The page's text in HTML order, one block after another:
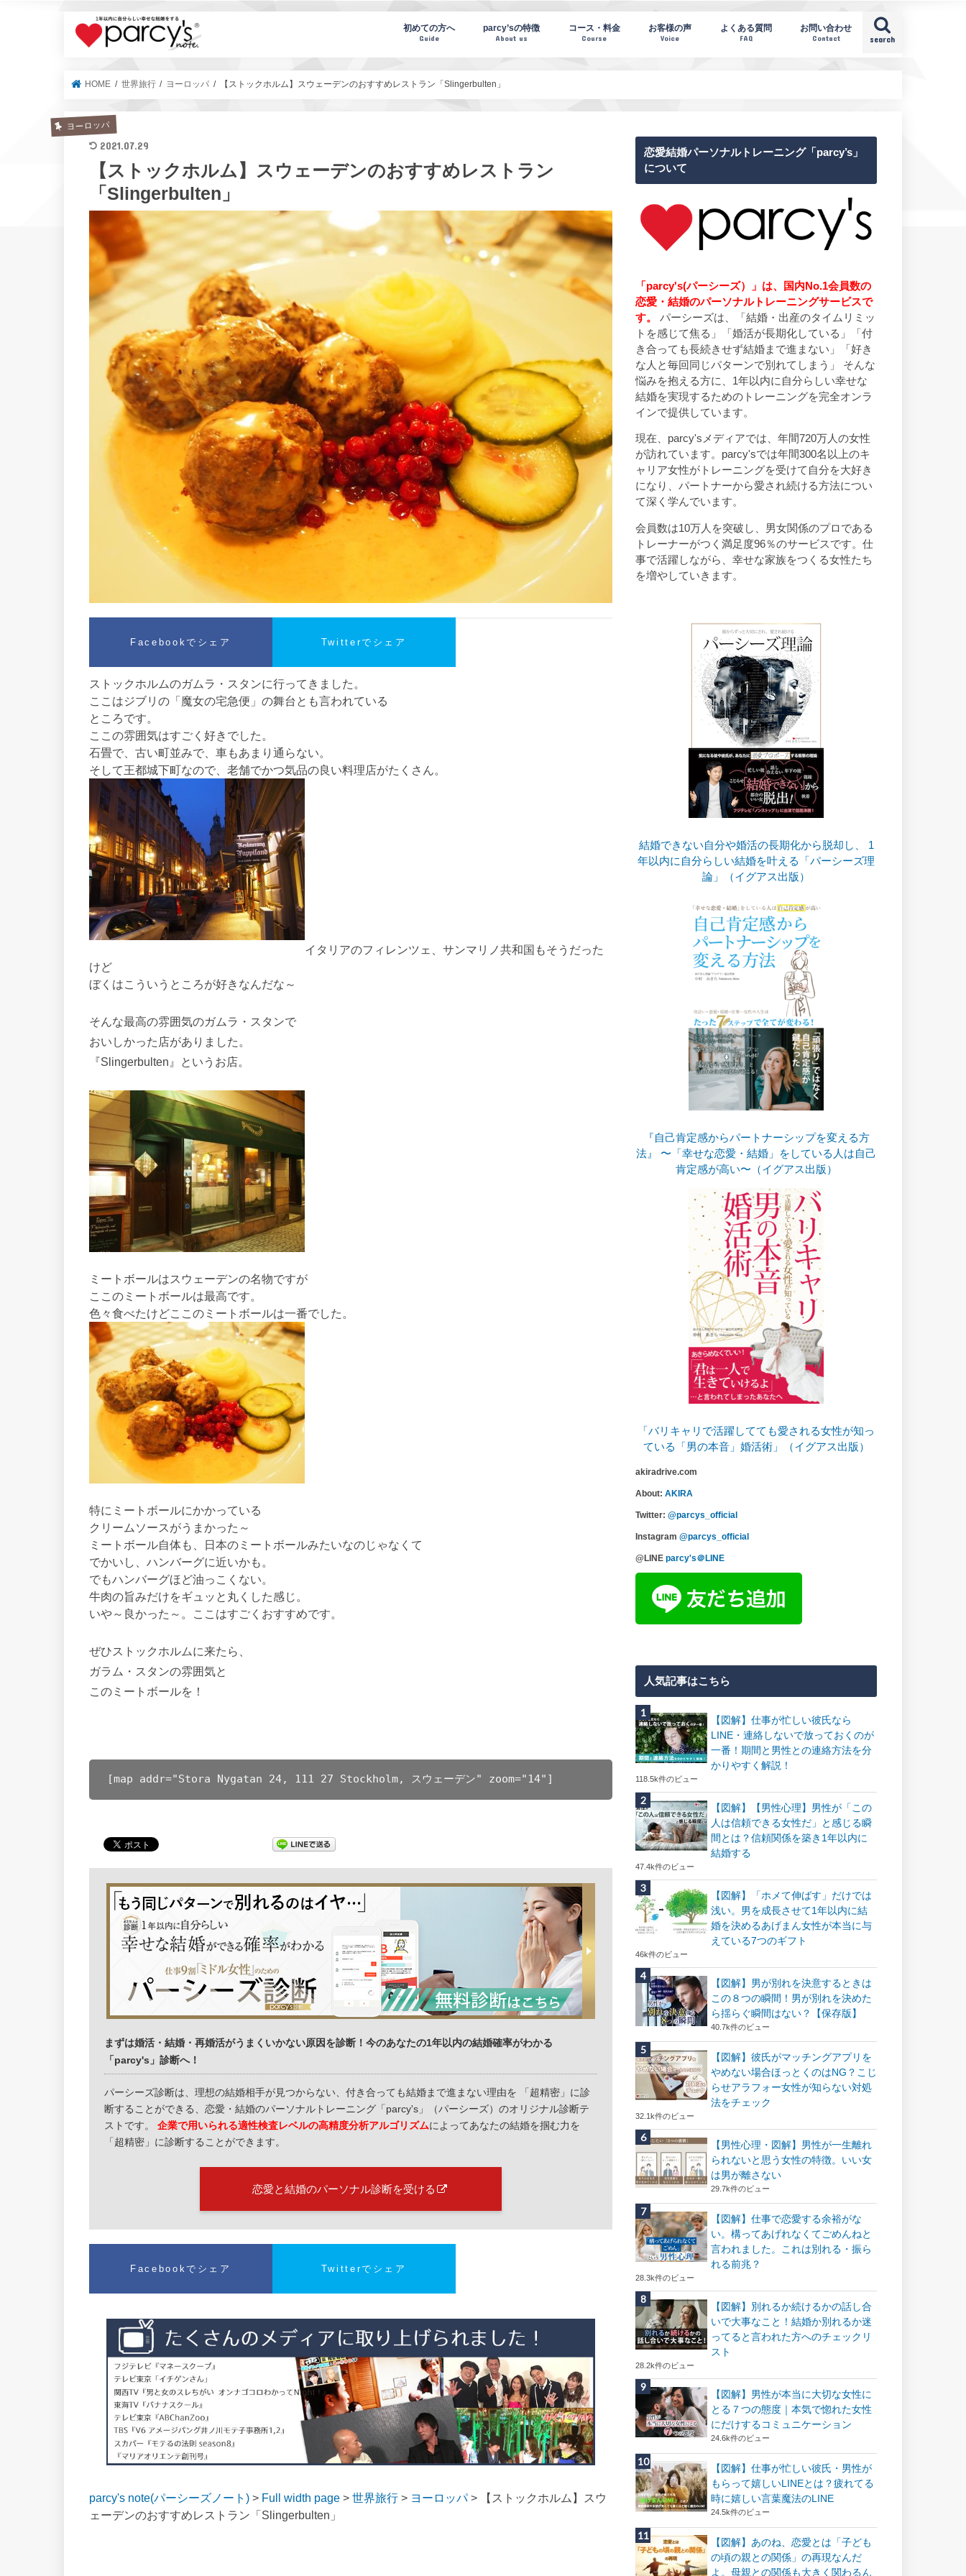
parcy's note(パーシーズノート) search
初めての方へ
Guide
parcy’sの特徴
About us
コース・料金
Course
お客様の声
Voice
よくある質問
FAQ
お問い合わせ
Contact
HOME 世界旅行 ヨーロッパ 【ストックホルム】スウェーデンのおすすめレストラン「Slingerbulten」
ヨーロッパ
2021.07.29
【ストックホルム】スウェーデンのおすすめレストラン
「Slingerbulten」
Facebookでシェア Twitterでシェア
ストックホルムのガムラ・スタンに行ってきました。
ここはジブリの「魔女の宅急便」の舞台とも言われている
ところです。
ここの雰囲気はすごく好きでした。
石畳で、古い町並みで、車もあまり通らない。
そして王都城下町なので、老舗でかつ気品の良い料理店がたくさん。
イタリアのフィレンツェ、サンマリノ共和国もそうだった
けど
ぼくはこういうところが好きなんだな～
そんな最高の雰囲気のガムラ・スタンで
おいしかった店がありました。
『Slingerbulten』というお店。
ミートボールはスウェーデンの名物ですが
ここのミートボールは最高です。
色々食べたけどここのミートボールは一番でした。
特にミートボールにかかっている
クリームソースがうまかった～
ミートボール自体も、日本のミートボールみたいなのじゃなくて
でかいし、ハンバーグに近いかも。
でもハンバーグほど油っこくない。
牛肉の旨みだけをギュッと丸くした感じ。
いや～良かった～。ここはすごくおすすめです。
ぜひストックホルムに来たら、
ガラム・スタンの雰囲気と
このミートボールを！
[map addr="Stora Nygatan 24, 111 27 Stockholm, スウェーデン" zoom="14"]
まずは婚活・結婚・再婚活がうまくいかない原因を診断！今のあなたの1年以内の結婚確率がわかる
「parcy's」診断へ！
パーシーズ診断は、理想の結婚相手が見つからない、付き合っても結婚まで進まない理由を 「超精密」に診
断することができる、恋愛・結婚のパーソナルトレーニング「parcy's」（パーシーズ）のオリジナル診断テ
ストです。 企業で用いられる適性検査レベルの高精度分析アルゴリズムによってあなたの結婚を掴む力を
「超精密」に診断することができます。
恋愛と結婚のパーソナル診断を受ける
Facebookでシェア Twitterでシェア
parcy's note(パーシーズノート) > Full width page > 世界旅行 > ヨーロッパ>
【ストックホルム】スウ
ェーデンのおすすめレストラン「Slingerbulten」
恋愛結婚パーソナルトレーニング「parcy’s」
について
「parcy's(パーシーズ）」は、国内No.1会員数の
恋愛・結婚のパーソナルトレーニングサービスで
す。
パーシーズは、「結婚・出産のタイムリミッ
トを感じて焦る」「婚活が長期化している」「付
き合っても長続きせず結婚まで進まない」「好き
な人と毎回同じパターンで別れてしまう」 そんな
悩みを抱える方に、1年以内に自分らしい幸せな
結婚を実現するためのトレーニングを完全オンラ
インで提供しています。
現在、parcy'sメディアでは、年間720万人の女性
が訪れています。parcy'sでは年間300名以上のキ
ャリア女性がトレーニングを受けて自分を大好き
になり、パートナーから愛され続ける方法につい
て深く学んでいます。
会員数は10万人を突破し、男女関係のプロである
トレーナーがつく満足度96％のサービスです。仕
事で活躍しながら、幸せな家族をつくる女性たち
を増やしていきます。
結婚できない自分や婚活の長期化から脱却し、 1
年以内に自分らしい結婚を叶える「パーシーズ理
論」（イグアス出版）
『自己肯定感からパートナーシップを変える方
法』 〜「幸せな恋愛・結婚」をしている人は自己
肯定感が高い〜（イグアス出版）
「バリキャリで活躍してても愛される女性が知っ
ている「男の本音」婚活術」（イグアス出版）
akiradrive.com
About: AKIRA
Twitter: @parcys_official
Instagram @parcys_official
@LINE parcy's＠LINE
人気記事はこちら
【図解】仕事が忙しい彼氏なら
LINE・連絡しないで放っておくのが
一番！期間と男性との連絡方法を分
かりやすく解説！
118.5k件のビュー
【図解】【男性心理】男性が「この
人は信頼できる女性だ」と感じる瞬
間とは？信頼関係を築き1年以内に
結婚する
47.4k件のビュー
【図解】「ホメて伸ばす」だけでは
浅い。男を成長させて1年以内に結
婚を決めるあげまん女性が本当に与
えている7つのギフト
46k件のビュー
【図解】男が別れを決意するときは
この８つの瞬間！男が別れを決めた
ら揺らぐ瞬間はない？【保存版】
40.7k件のビュー
【図解】彼氏がマッチングアプリを
やめない場合ほっとくのはNG？こじ
らせアラフォー女性が知らない対処
法をチェック
32.1k件のビュー
【男性心理・図解】男性が一生離れ
られないと思う女性の特徴。いい女
は男が離さない
29.7k件のビュー
【図解】仕事で恋愛する余裕がな
い。構ってあげれなくてごめんねと
言われました。これは別れる・振ら
れる前兆？
28.3k件のビュー
【図解】別れるか続けるかの話し合
いで大事なこと！結婚か別れるか迷
ってると言われた方へのチェックリ
スト
28.2k件のビュー
【図解】男性が本当に大切な女性に
とる７つの態度｜本気で惚れた女性
にだけするコミュニケーション
24.6k件のビュー
【図解】仕事が忙しい彼氏・男性が
もらって嬉しいLINEとは？疲れてる
時に嬉しい言葉魔法のLINE
24.5k件のビュー
【図解】あのね、恋愛とは「子ども
の頃の親との関係」の再現なんだ
よ。母親との関係も大きく関わるん